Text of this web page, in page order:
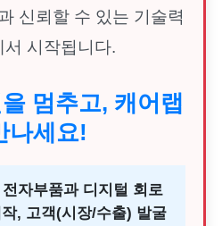
신뢰할 수 있는 기술력
서 시작됩니다.
멈추고, 캐어랩
나세요!
자부품과 디지털 회로
, 고객(시장/수출) 발굴